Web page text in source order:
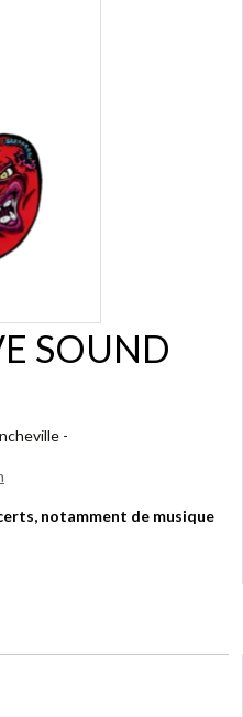
SOUND
-
notamment de musique